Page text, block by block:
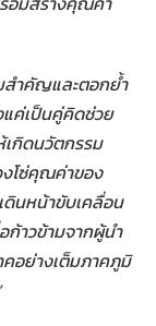
สำคัญและตอกย้ำ
แค่เป็นคู่คิดช่วย
กิดนวัตกรรม
โซ่คุณค่าของ
ดินหน้าขับเคลื่อน
ก้าวข้ามจากผู้นำ
อย่างเต็มภาคภูมิ